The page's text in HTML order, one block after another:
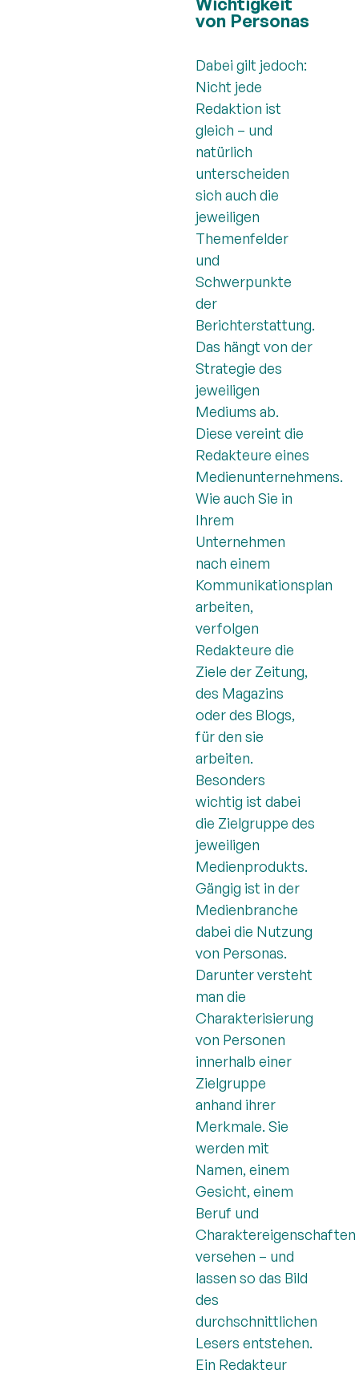
von Personas
Dabei gilt jedoch:
Nicht jede
Redaktion ist
gleich – und
natürlich
unterscheiden
sich auch die
jeweiligen
Themenfelder
und
Schwerpunkte
der
Berichterstattung.
Das hängt von der
Strategie des
jeweiligen
Mediums ab.
Diese vereint die
Redakteure eines
Medienunternehmens.
Wie auch Sie in
Ihrem
Unternehmen
nach einem
Kommunikationsplan
arbeiten,
verfolgen
Redakteure die
Ziele der Zeitung,
des Magazins
oder des Blogs,
für den sie
arbeiten.
Besonders
wichtig ist dabei
die Zielgruppe des
jeweiligen
Medienprodukts.
Gängig ist in der
Medienbranche
dabei die Nutzung
von Personas.
Darunter versteht
man die
Charakterisierung
von Personen
innerhalb einer
Zielgruppe
anhand ihrer
Merkmale. Sie
werden mit
Namen, einem
Gesicht, einem
Beruf und
Charaktereigenschaften
versehen – und
lassen so das Bild
des
durchschnittlichen
Lesers entstehen.
Ein Redakteur